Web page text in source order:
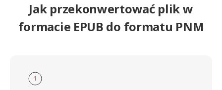
Jak przekonwertować plik w
formacie EPUB do formatu PNM
1